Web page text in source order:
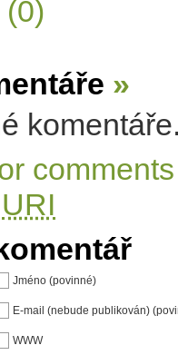
»
URI
Jméno (povinné)
E-mail (nebude publikován)
WWW